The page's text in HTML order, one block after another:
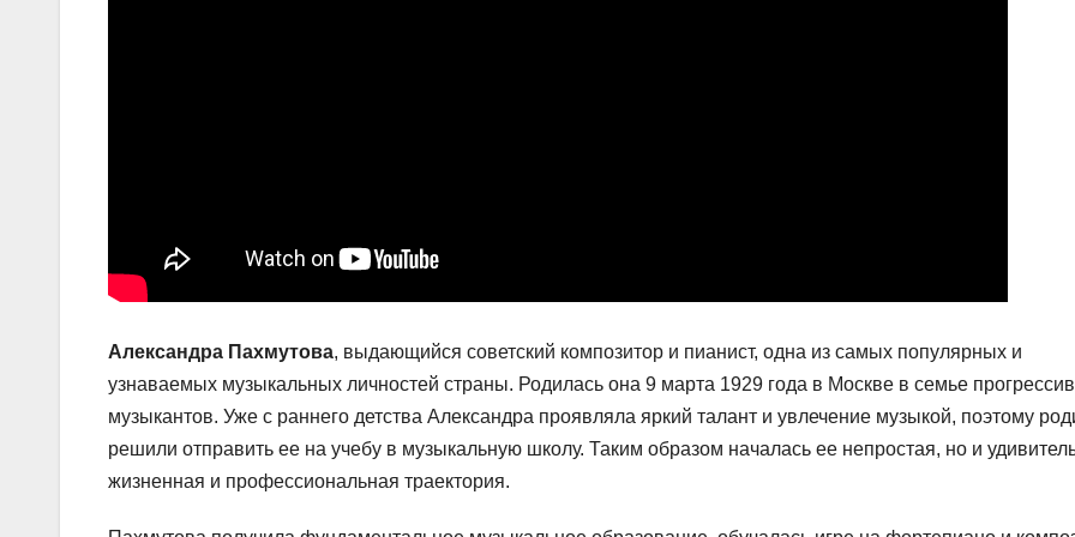
Александра Пахмутова, выдающийся советский композитор и пианист, одна из самых популярных и
узнаваемых музыкальных личностей страны. Родилась она 9 марта 1929 года в Москве в семье
музыкантов. Уже с раннего детства Александра проявляла яркий талант и увлечение музыкой, поэтому
решили отправить ее на учебу в музыкальную школу. Таким образом началась ее непростая, но и
жизненная и профессиональная траектория.